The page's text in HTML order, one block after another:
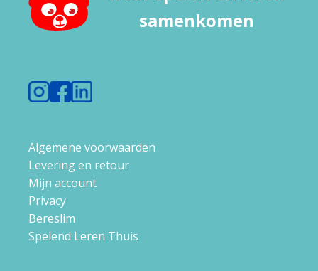
samenkomen
Algemene voorwaarden
Levering en retour
Mijn account
Privacy
Bereslim
Spelend Leren Thuis